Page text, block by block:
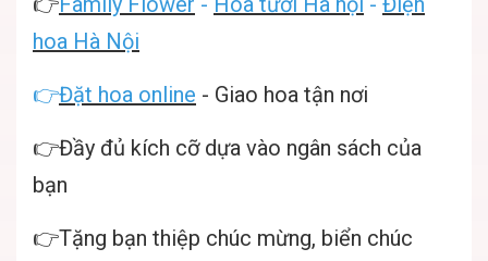
hoa Hà Nội
👉Đặt hoa online - Giao hoa tận nơi
👉Đầy đủ kích cỡ dựa vào ngân sách của
bạn
👉Tặng bạn thiệp chúc mừng, biển chúc